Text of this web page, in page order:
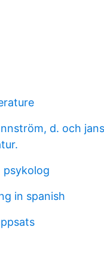
d. och
psykolog
in spanish